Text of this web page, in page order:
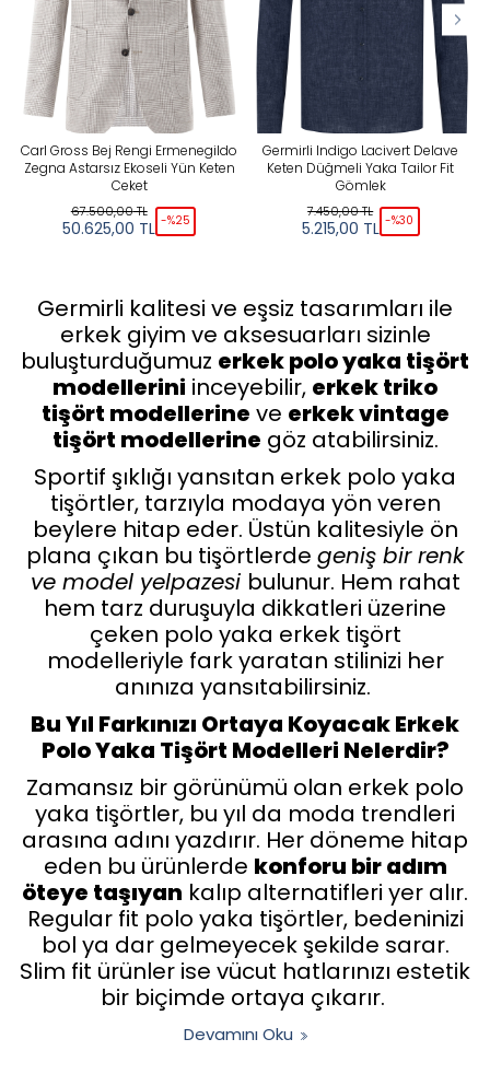
Carl Gross Bej Rengi Ermenegildo
Zegna Astarsız Ekoseli Yün Keten
Ceket
67.500,00TL
50.625,00 TL -%25
Germirli Indigo Lacivert Delave
Keten Düğmeli Yaka Tailor Fit
Gömlek
7.450,00TL
5.215,00 TL -%30
Germirli kalitesi ve eşsiz tasarımları ile
erkek giyim ve aksesuarları sizinle
buluşturduğumuz erkek polo yaka tişört
modellerini inceyebilir, erkek triko
tişört modellerine ve erkek vintage
tişört modellerine göz atabilirsiniz.
Sportif şıklığı yansıtan erkek polo yaka
tişörtler, tarzıyla modaya yön veren
beylere hitap eder. Üstün kalitesiyle ön
plana çıkan bu tişörtlerde geniş bir renk
ve model yelpazesi bulunur. Hem rahat
hem tarz duruşuyla dikkatleri üzerine
çeken polo yaka erkek tişört
modelleriyle fark yaratan stilinizi her
anınıza yansıtabilirsiniz.
Bu Yıl Farkınızı Ortaya Koyacak Erkek
Polo Yaka Tişört Modelleri Nelerdir?
Zamansız bir görünümü olan erkek polo
yaka tişörtler, bu yıl da moda trendleri
arasına adını yazdırır. Her döneme hitap
eden bu ürünlerde konforu bir adım
öteye taşıyan kalıp alternatifleri yer alır.
Regular fit polo yaka tişörtler, bedeninizi
bol ya dar gelmeyecek şekilde sarar.
Slim fit ürünler ise vücut hatlarınızı estetik
bir biçimde ortaya çıkarır.
Devamını Oku